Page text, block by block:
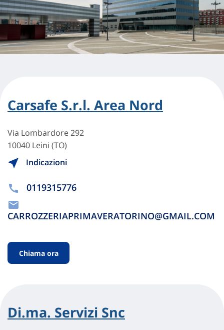
Carsafe S.r.l. Area Nord
Via Lombardore 292
10040 Leini (TO)
Indicazioni
0119315776
CARROZZERIAPRIMAVERATORINO@GMAIL.COM
Chiama ora
Di.ma. Servizi Snc